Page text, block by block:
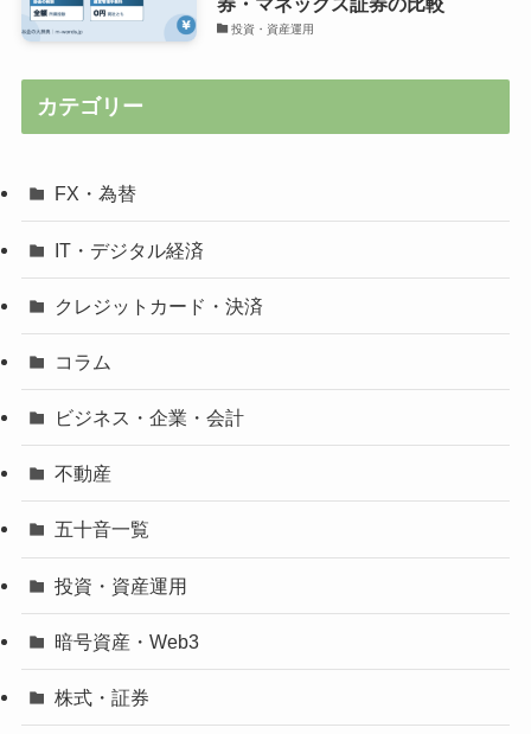
投資・資産運用
カテゴリー
FX・為替
IT・デジタル経済
クレジットカード・決済
コラム
ビジネス・企業・会計
不動産
五十音一覧
投資・資産運用
暗号資産・Web3
株式・証券